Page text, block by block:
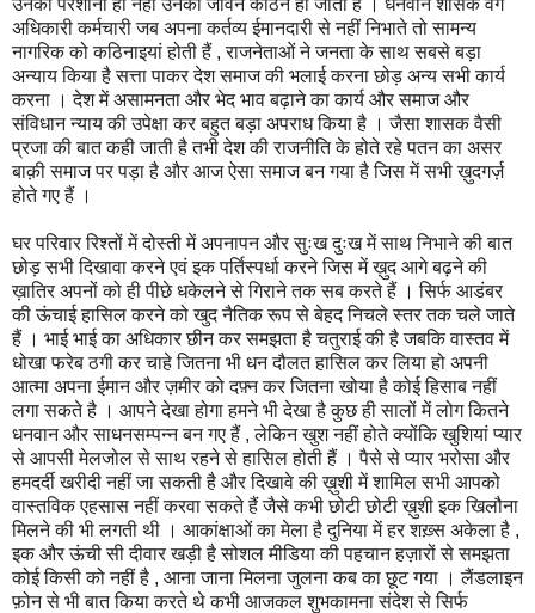
अधिकारी कर्मचारी जब अपना कर्तव्य ईमानदारी से नहीं निभाते तो सामन्य
नागरिक को कठिनाइयां होती हैं , राजनेताओं ने जनता के साथ सबसे बड़ा
अन्याय किया है सत्ता पाकर देश समाज की भलाई करना छोड़ अन्य सभी कार्य
करना । देश में असामनता और भेद भाव बढ़ाने का कार्य और समाज और
संविधान न्याय की उपेक्षा कर बहुत बड़ा अपराध किया है । जैसा शासक वैसी
प्रजा की बात कही जाती है तभी देश की राजनीति के होते रहे पतन का असर
बाक़ी समाज पर पड़ा है और आज ऐसा समाज बन गया है जिस में सभी ख़ुदगर्ज़
होते गए हैं ।
घर परिवार रिश्तों में दोस्ती में अपनापन और सुःख दुःख में साथ निभाने की बात
छोड़ सभी दिखावा करने एवं इक पर्तिस्पर्धा करने जिस में ख़ुद आगे बढ़ने की
ख़ातिर अपनों को ही पीछे धकेलने से गिराने तक सब करते हैं । सिर्फ आडंबर
की ऊंचाई हासिल करने को खुद नैतिक रूप से बेहद निचले स्तर तक चले जाते
हैं । भाई भाई का अधिकार छीन कर समझता है चतुराई की है जबकि वास्तव में
धोखा फरेब ठगी कर चाहे जितना भी धन दौलत हासिल कर लिया हो अपनी
आत्मा अपना ईमान और ज़मीर को दफ़्न कर जितना खोया है कोई हिसाब नहीं
लगा सकते है । आपने देखा होगा हमने भी देखा है कुछ ही सालों में लोग कितने
धनवान और साधनसम्पन्न बन गए हैं , लेकिन खुश नहीं होते क्योंकि खुशियां प्यार
से आपसी मेलजोल से साथ रहने से हासिल होती हैं । पैसे से प्यार भरोसा और
हमदर्दी खरीदी नहीं जा सकती है और दिखावे की ख़ुशी में शामिल सभी आपको
वास्तविक एहसास नहीं करवा सकते हैं जैसे कभी छोटी छोटी ख़ुशी इक खिलौना
मिलने की भी लगती थी । आकांक्षाओं का मेला है दुनिया में हर शख़्स अकेला है ,
इक और ऊंची सी दीवार खड़ी है सोशल मीडिया की पहचान हज़ारों से समझता
कोई किसी को नहीं है , आना जाना मिलना जुलना कब का छूट गया । लैंडलाइन
फ़ोन से भी बात किया करते थे कभी आजकल शुभकामना संदेश से सिर्फ